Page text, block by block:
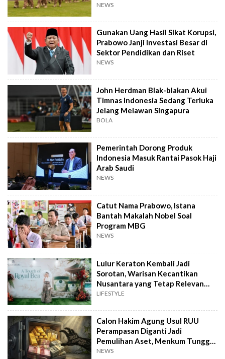
NEWS
Gunakan Uang Hasil Sikat Korupsi,
Prabowo Janji Investasi Besar di
Sektor Pendidikan dan Riset
NEWS
John Herdman Blak-blakan Akui
Timnas Indonesia Sedang Terluka
Jelang Melawan Singapura
BOLA
Pemerintah Dorong Produk
Indonesia Masuk Rantai Pasok Haji
Arab Saudi
NEWS
Catut Nama Prabowo, Istana
Bantah Makalah Nobel Soal
Program MBG
NEWS
Lulur Keraton Kembali Jadi
Sorotan, Warisan Kecantikan
Nusantara yang Tetap Relevan
hingga Kini
LIFESTYLE
Calon Hakim Agung Usul RUU
Perampasan Diganti Jadi
Pemulihan Aset, Menkum Tunggu
Langkah DPR
NEWS